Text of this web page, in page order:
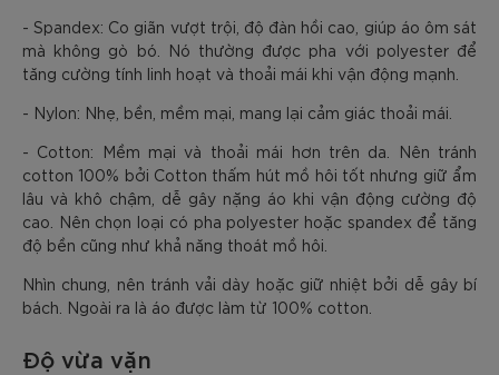
- Spandex: Co giãn vượt trội, độ đàn hồi cao, giúp áo ôm sát
mà không gò bó. Nó thường được pha với polyester để
tăng cường tính linh hoạt và thoải mái khi vận động mạnh.
- Nylon: Nhẹ, bền, mềm mại, mang lại cảm giác thoải mái.
- Cotton: Mềm mại và thoải mái hơn trên da. Nên tránh
cotton 100% bởi Cotton thấm hút mồ hôi tốt nhưng giữ ẩm
lâu và khô chậm, dễ gây nặng áo khi vận động cường độ
cao. Nên chọn loại có pha polyester hoặc spandex để tăng
độ bền cũng như khả năng thoát mồ hôi.
Nhìn chung, nên tránh vải dày hoặc giữ nhiệt bởi dễ gây bí
bách. Ngoài ra là áo được làm từ 100% cotton.
Độ vừa vặn